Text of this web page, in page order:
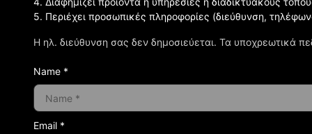
Η ηλ. διεύθυνση σας δεν δημοσιεύεται. Τα υποχρεωτικά
5. Περιέχει προσωπικές πληροφορίες (διεύθυνση,
Name *
Email *